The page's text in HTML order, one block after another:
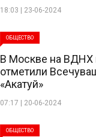
18:03 | 23-06-2024
ОБЩЕСТВО
В Москве на ВДНХ
отметили
«Акатуй»
07:17 | 20-06-2024
ОБЩЕСТВО